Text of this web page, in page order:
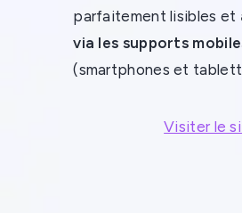
parfaitement lisibles et
via les supports
(smartphones et
Visiter le